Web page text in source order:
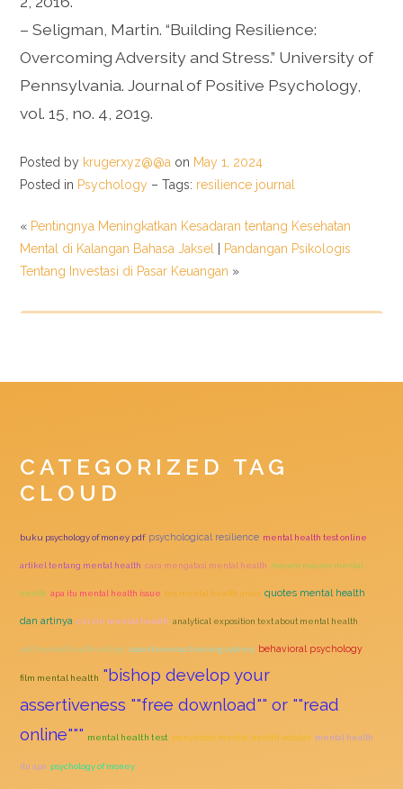
– Seligman, Martin. “Building Resilience:
Overcoming Adversity and Stress.” University of
Pennsylvania. Journal of Positive Psychology,
vol. 15, no. 4, 2019.
Posted by krugerxyz@@a on May 1, 2024
Posted in Psychology – Tags: resilience journal
« Pentingnya Meningkatkan Kesadaran tentang Kesehatan
Mental di Kalangan Bahasa Jaksel
Pandangan Psikologis
Tentang Investasi di Pasar Keuangan »
CATEGORIZED TAG
CLOUD
buku psychology of money pdf psychological resilience mental health test online
artikel tentang mental health cara mengatasi mental health macam macam mental
health apa itu mental health issue tes mental health unair quotes mental health
dan artinya ciri ciri mental health analytical exposition text about mental health
self mental health artinya assertiveness training sydney behavioral psychology
film mental health "bishop develop your
assertiveness ""free download"" or ""read
online""" mental health test penyebab mental health adalah mental health
itu apa psychology of money